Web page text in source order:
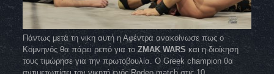
Πάντως μετά τη νικη αυτή η Αφέντρα ανακοίνωσε πως ο
Κομνηνός θα πάρει ρεπό για τοZMAK WARS και η διοίκηση
τους τιμώρησε για την πρωτοβουλία. Ο Greek champion θα